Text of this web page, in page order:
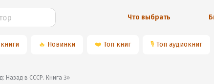
Что выбрать
🔥 Новинки ❤️ Топ книг 🎙 Топ аудиокниг
Назад в СССР. Книга 3»